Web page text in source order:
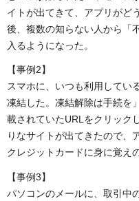
イトが出てきて、アプリがど
後、複数の知らない人から「
入るようになった。
【事例2】
スマホに、いつも利用してい
凍結した。凍結解除は手続を
載されていたURLをクリック
りなサイトが出てきたので、
クレジットカードに身に覚え
【事例3】
パソコンのメールに、取引中